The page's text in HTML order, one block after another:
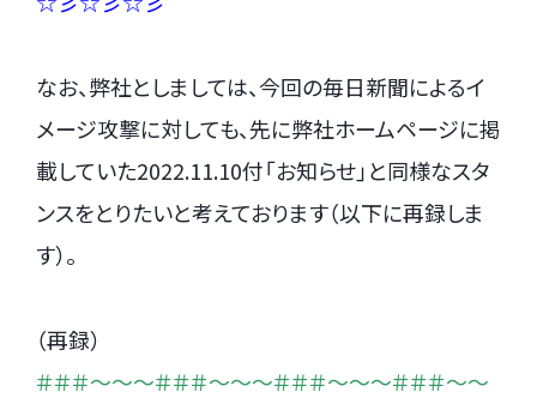
なお、弊社としましては、今回の毎日新聞によるイ
メージ攻撃に対しても、先に弊社ホームページに掲
載していた2022.11.10付「お知らせ」と同様なスタ
ンスをとりたいと考えております（以下に再録しま
す）。
（再録）
＃＃＃～～～＃＃＃～～～＃＃＃～～～＃＃＃～～